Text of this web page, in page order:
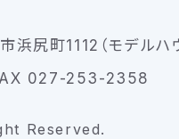
尻町1112（モデルハ
027-253-2358
Reserved.